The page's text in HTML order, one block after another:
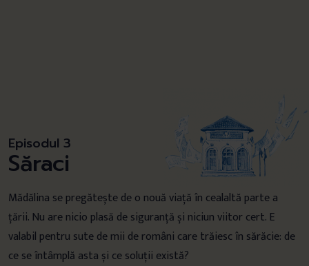
Episodul 3
Săraci
Mădălina se pregătește de o nouă viață în cealaltă parte a
țării. Nu are nicio plasă de siguranță și niciun viitor cert. E
valabil pentru sute de mii de români care trăiesc în sărăcie: de
ce se întâmplă asta și ce soluții există?